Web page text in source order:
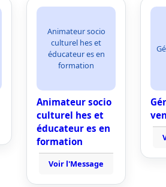
Animateur socio
culturel hes et
éducateur es en
formation
Animateur socio
culturel hes et
éducateur es en
formation
Voir l'Message